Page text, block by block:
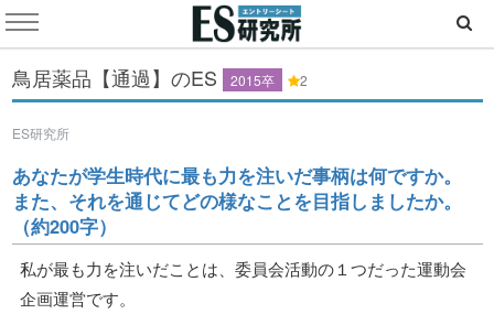
鳥居薬品【通過】のES 2015卒 2
ES研究所
あなたが学生時代に最も力を注いだ事柄は何ですか。
また、それを通じてどの様なことを目指しましたか。
（約200字）
私が最も力を注いだことは、委員会活動の１つだった運動会
企画運営です。